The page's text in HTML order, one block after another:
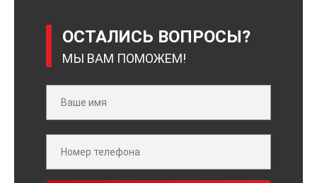
ОСТАЛИСЬ ВОПРОСЫ?
МЫ ВАМ ПОМОЖЕМ!